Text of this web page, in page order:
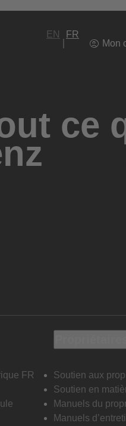
EN
FR
Mon
ce
FR
Soutien aux
Soutien en
Manuels du
Manuels